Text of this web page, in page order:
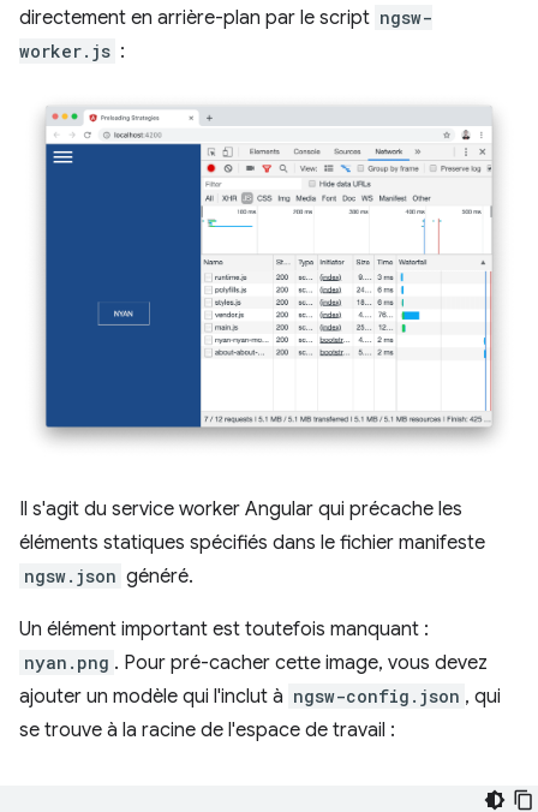
directement en arrière-plan par le script ngsw-
worker.js :
Il s'agit du service worker Angular qui précache les
éléments statiques spécifiés dans le fichier manifeste
ngsw.json généré.
Un élément important est toutefois manquant :
nyan.png . Pour pré-cacher cette image, vous devez
ajouter un modèle qui l'inclut à ngsw-config.json , qui
se trouve à la racine de l'espace de travail :